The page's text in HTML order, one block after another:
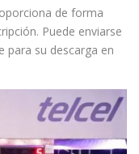
de forma
Puede enviarse
para su descarga en